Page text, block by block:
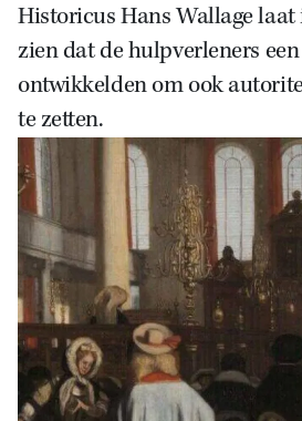
Historicus Hans Wallage
zien dat de hulpverleners
ontwikkelden om ook
te zetten.